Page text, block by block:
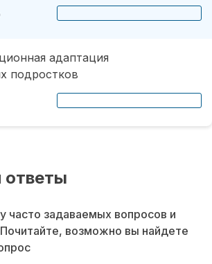
адаптация
подростков
ответы
часто задаваемых вопросов и
Почитайте, возможно вы найдете